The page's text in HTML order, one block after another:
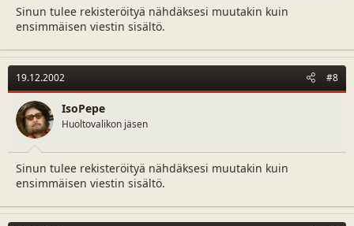
Sinun tulee rekisteröityä nähdäksesi muutakin kuin
ensimmäisen viestin sisältö.
19.12.2002 #8
IsoPepe
Huoltovalikon jäsen
Sinun tulee rekisteröityä nähdäksesi muutakin kuin
ensimmäisen viestin sisältö.